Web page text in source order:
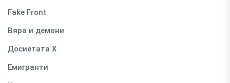
Fake Front
Вяра и демони
Досиетата Х
Емигранти